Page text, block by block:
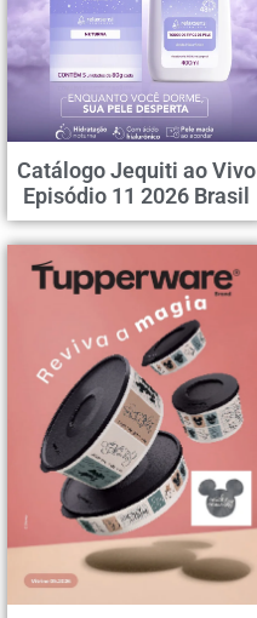
Catálogo Jequiti ao Vivo
Episódio 11 2026 Brasil